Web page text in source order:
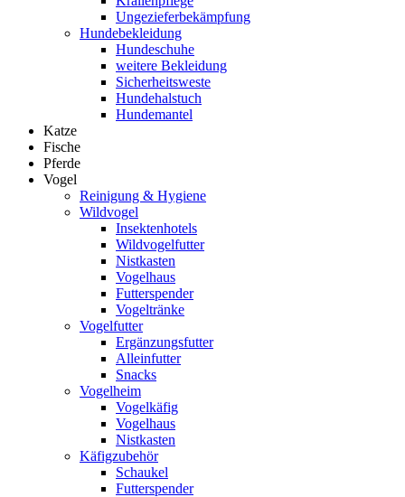
Ungezieferbekämpfung
Hundebekleidung
Hundeschuhe
weitere Bekleidung
Sicherheitsweste
Hundehalstuch
Hundemantel
Katze
Fische
Pferde
Vogel
Reinigung & Hygiene
Wildvogel
Insektenhotels
Wildvogelfutter
Nistkasten
Vogelhaus
Futterspender
Vogeltränke
Vogelfutter
Ergänzungsfutter
Alleinfutter
Snacks
Vogelheim
Vogelkäfig
Vogelhaus
Nistkasten
Käfigzubehör
Schaukel
Futterspender